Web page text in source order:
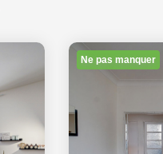
Ne pas manquer